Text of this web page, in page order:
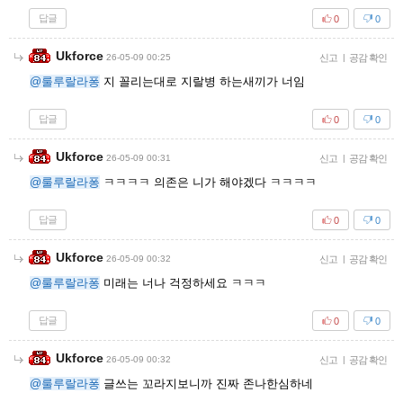
답글 0
0
Ukforce 26-05-09 00:25 신고 | 공감 확인
@룰루랄라퐁 지 꼴리는대로 지랄병 하는새끼가 너임
답글 0
0
Ukforce 26-05-09 00:31 신고 | 공감 확인
@룰루랄라퐁 ㅋㅋㅋㅋ 의존은 니가 해야겠다 ㅋㅋㅋㅋ
답글 0
0
Ukforce 26-05-09 00:32 신고 | 공감 확인
@룰루랄라퐁 미래는 너나 걱정하세요 ㅋㅋㅋ
답글 0
0
Ukforce 26-05-09 00:32 신고 | 공감 확인
@룰루랄라퐁 글쓰는 꼬라지보니까 진짜 존나한심하네